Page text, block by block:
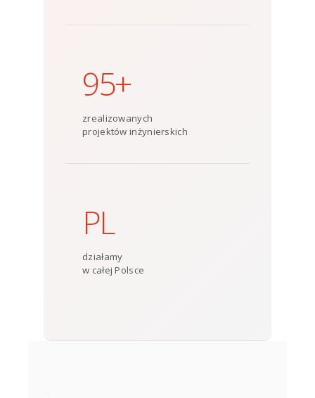
95+
zrealizowanych
projektów inżynierskich
PL
działamy
w całej Polsce